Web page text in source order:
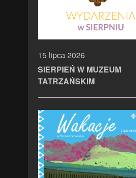
15 lipca 2026
SIERPIEŃ W MUZEUM
TATRZAŃSKIM